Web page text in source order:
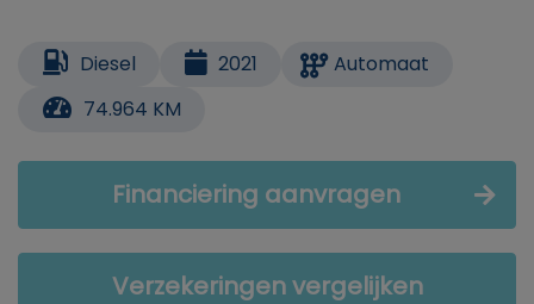
Diesel 2021
Automaat
74.964 KM
Financiering aanvragen
Verzekeringen vergelijken